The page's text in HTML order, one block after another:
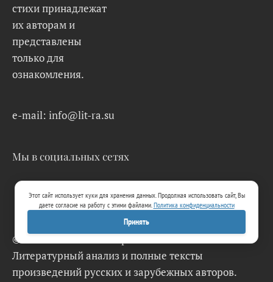
стихи принадлежат
их авторам и
представлены
только для
ознакомления.
e-mail: info@lit-ra.su
Мы в социальных сетях
© 2026 Lit-Ra.su. Электронная библиотека.
Литературный анализ и полные тексты
произведений русских и зарубежных авторов.
Этот сайт использует куки для хранения данных. Продолжая использовать сайт, Вы
даете согласие на работу с этими файлами.Политика конфиденциальности
Принять